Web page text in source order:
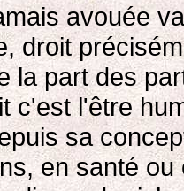
avouée
droit
la part des
c'est l'être
sa
en santé